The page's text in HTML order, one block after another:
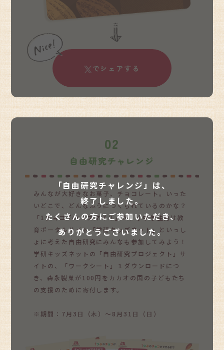
でシェアする
「自由研究チャレンジ」は、
終了しました。
たくさんの方にご参加いただき、
ありがとうございました。
02
自由研究チャレンジ
みんなが大好きなお菓子、チョコレート。いった
いどこで、どんなふうにつくられているのかな？
「1チョコ for 1スマイル」が、小中学生向け教
育ポータルサイト「学研キッズネット」といっし
ょに考えた自由研究にみんなも参加してみよう！
学研キッズネットの「自由研究プロジェクト」サ
イトの、「ワークシート」１ダウンロードにつ
き、森永製菓が100円をカカオの国の子どもたち
の支援のために寄付します。
※期間：7月3日（木）～8月31日（日）